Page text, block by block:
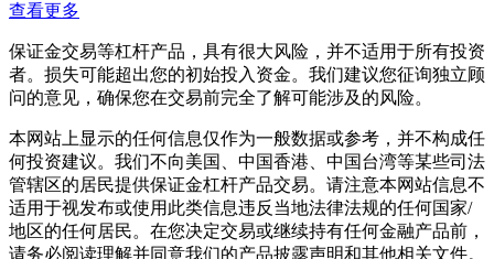
查看更多
保证金交易等杠杆产品，具有很大风险，并不适用于所有投资
者。损失可能超出您的初始投入资金。我们建议您征询独立顾
问的意见，确保您在交易前完全了解可能涉及的风险。
本网站上显示的任何信息仅作为一般数据或参考，并不构成任
何投资建议。我们不向美国、中国香港、中国台湾等某些司法
管辖区的居民提供保证金杠杆产品交易。请注意本网站信息不
适用于视发布或使用此类信息违反当地法律法规的任何国家/
地区的任何居民。在您决定交易或继续持有任何金融产品前，
请务必阅读理解并同意我们的产品披露声明和其他相关文件。